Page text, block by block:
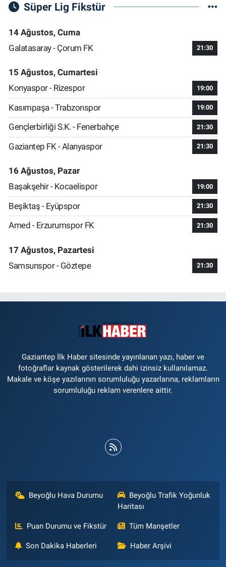
Süper Lig Fikstür
14 Ağustos, Cuma
Galatasaray - Çorum FK
21:30
15 Ağustos, Cumartesi
Konyaspor - Rizespor
19:00
Kasımpaşa - Trabzonspor 19:00
Gençlerbirliği S.K. - Fenerbahçe 21:30
Gaziantep FK - Alanyaspor 21:30
16 Ağustos, Pazar
Başakşehir - Kocaelispor
19:00
Beşiktaş - Eyüpspor 21:30
Amed - Erzurumspor FK 21:30
17 Ağustos, Pazartesi
Samsunspor - Göztepe
21:30
Gaziantep İlk Haber sitesinde yayınlanan yazı, haber ve
fotoğraflar kaynak gösterilerek dahi izinsiz kullanılamaz.
Makale ve köşe yazılarının sorumluluğu yazarlarına, reklamların
sorumluluğu reklam verenlere aittir.
Beyoğlu Hava Durumu
Beyoğlu Trafik Yoğunluk
Haritası
Puan Durumu ve Fikstür Tüm Manşetler
Son Dakika Haberleri Haber Arşivi